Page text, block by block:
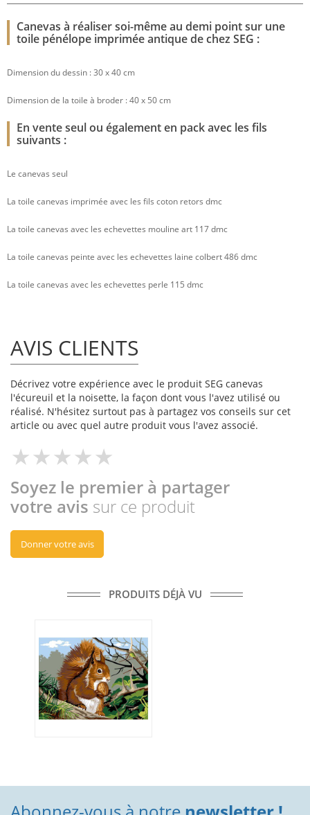
Canevas à réaliser soi-même au demi point sur une
toile pénélope imprimée antique de chez SEG :
Dimension du dessin : 30 x 40 cm
Dimension de la toile à broder : 40 x 50 cm
En vente seul ou également en pack avec les fils
suivants :
Le canevas seul
La toile canevas imprimée avec les fils coton retors dmc
La toile canevas avec les echevettes mouline art 117 dmc
La toile canevas peinte avec les echevettes laine colbert 486 dmc
La toile canevas avec les echevettes perle 115 dmc
AVIS CLIENTS
Décrivez votre expérience avec le produit SEG canevas
l'écureuil et la noisette, la façon dont vous l'avez utilisé ou
réalisé. N'hésitez surtout pas à partagez vos conseils sur cet
article ou avec quel autre produit vous l'avez associé.
Soyez le premier à partager
votre avis sur ce produit
Donner votre avis
PRODUITS DÉJÀ VU